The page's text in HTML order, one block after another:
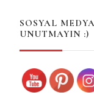
SOSYAL
UNUTMAYIN :)